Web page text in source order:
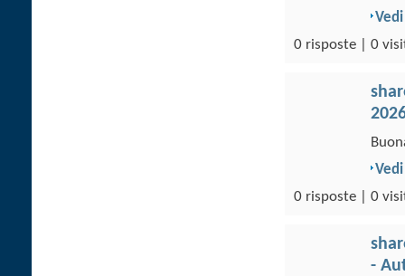
0 risposte | 0
0 risposte | 0
-